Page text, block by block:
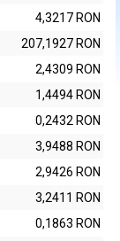
4,3217 RON
207,1927 RON
2,4309 RON
1,4494 RON
0,2432 RON
3,9488 RON
2,9426 RON
3,2411 RON
0,1863 RON